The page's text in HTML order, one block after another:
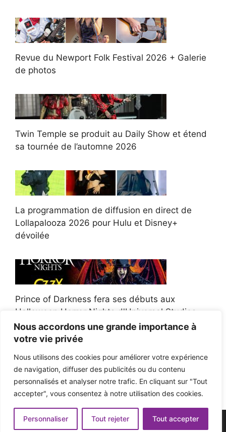
Nous accordons une grande importance à
votre vie privée
Nous utilisons des cookies pour améliorer votre expérience
de navigation, diffuser des publicités ou du contenu
personnalisés et analyser notre trafic. En cliquant sur "Tout
accepter", vous consentez à notre utilisation des cookies.
Personnaliser Tout rejeter Tout accepter
Revue du Newport Folk Festival 2026 + Galerie
de photos
Twin Temple se produit au Daily Show et étend
sa tournée de l’automne 2026
La programmation de diffusion en direct de
Lollapalooza 2026 pour Hulu et Disney+
dévoilée
Prince of Darkness fera ses débuts aux
Halloween Horror Nights d'Universal Studios
Afroman poursuit un policier de l'Ohio après la
victoire du jury en diffamation
© 2026 - Pop'n Music -